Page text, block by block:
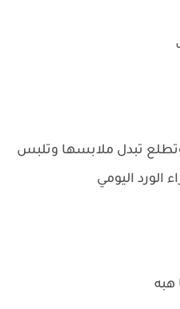
تبدل ملابسها وتلبس
الورد اليومي
هبه